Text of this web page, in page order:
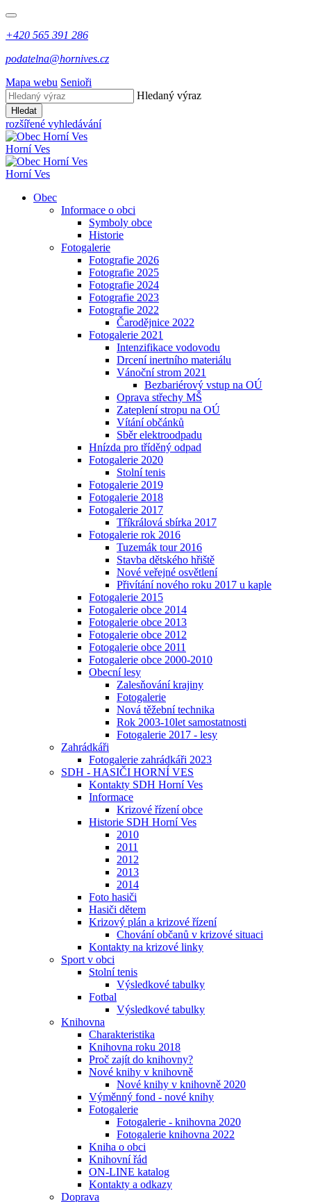
+420 565 391 286
podatelna@hornives.cz
Mapa webu Senioři
Hledaný výraz
Hledat
rozšířené vyhledávání
Horní Ves
Horní Ves
Obec
Informace o obci
Symboly obce
Historie
Fotogalerie
Fotografie 2026
Fotografie 2025
Fotografie 2024
Fotografie 2023
Fotografie 2022
Čarodějnice 2022
Fotogalerie 2021
Intenzifikace vodovodu
Drcení inertního materiálu
Vánoční strom 2021
Bezbariérový vstup na OÚ
Oprava střechy MŠ
Zateplení stropu na OÚ
Vítání občánků
Sběr elektroodpadu
Hnízda pro tříděný odpad
Fotogalerie 2020
Stolní tenis
Fotogalerie 2019
Fotogalerie 2018
Fotogalerie 2017
Tříkrálová sbírka 2017
Fotogalerie rok 2016
Tuzemák tour 2016
Stavba dětského hřiště
Nové veřejné osvětlení
Přivítání nového roku 2017 u kaple
Fotogalerie 2015
Fotogalerie obce 2014
Fotogalerie obce 2013
Fotogalerie obce 2012
Fotogalerie obce 2011
Fotogalerie obce 2000-2010
Obecní lesy
Zalesňování krajiny
Fotogalerie
Nová těžební technika
Rok 2003-10let samostatnosti
Fotogalerie 2017 - lesy
Zahrádkáři
Fotogalerie zahrádkáři 2023
SDH - HASIČI HORNÍ VES
Kontakty SDH Horní Ves
Informace
Krizové řízení obce
Historie SDH Horní Ves
2010
2011
2012
2013
2014
Foto hasiči
Hasiči dětem
Krizový plán a krizové řízení
Chování občanů v krizové situaci
Kontakty na krizové linky
Sport v obci
Stolní tenis
Výsledkové tabulky
Fotbal
Výsledkové tabulky
Knihovna
Charakteristika
Knihovna roku 2018
Proč zajít do knihovny?
Nové knihy v knihovně
Nové knihy v knihovně 2020
Výměnný fond - nové knihy
Fotogalerie
Fotogalerie - knihovna 2020
Fotogalerie knihovna 2022
Kniha o obci
Knihovní řád
ON-LINE katalog
Kontakty a odkazy
Doprava